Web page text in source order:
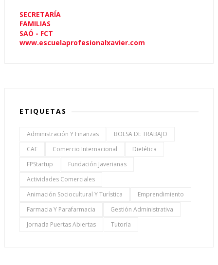
SECRETARÍA
FAMILIAS
SAÓ - FCT
www.escuelaprofesionalxavier.com
ETIQUETAS
Administración Y Finanzas
BOLSA DE TRABAJO
CAE
Comercio Internacional
Dietética
FPStartup
Fundación Javerianas
Actividades Comerciales
Animación Sociocultural Y Turística
Emprendimiento
Farmacia Y Parafarmacia
Gestión Administrativa
Jornada Puertas Abiertas
Tutoría